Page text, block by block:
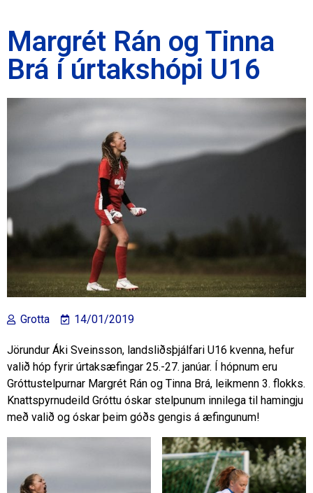
Margrét Rán og Tinna
Brá í úrtakshópi U16
Grotta 14/01/2019
Jörundur Áki Sveinsson, landsliðsþjálfari U16 kvenna, hefur
valið hóp fyrir úrtaksæfingar 25.-27. janúar. Í hópnum eru
Gróttustelpurnar Margrét Rán og Tinna Brá, leikmenn 3. flokks.
Knattspyrnudeild Gróttu óskar stelpunum innilega til hamingju
með valið og óskar þeim góðs gengis á æfingunum!